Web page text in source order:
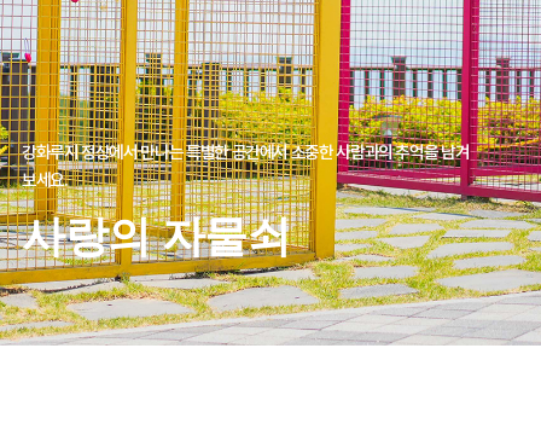
강화루지 정상에서 만나는 특별한 공간에서 소중한 사람과의 추억을 남겨
보세요.
사랑의 자물쇠